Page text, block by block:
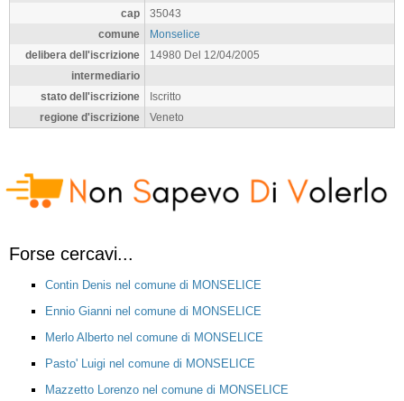
cap
35043
comune
Monselice
delibera dell'iscrizione
14980 Del 12/04/2005
intermediario
stato dell'iscrizione
Iscritto
regione d'iscrizione
Veneto
Forse cercavi...
Contin Denis nel comune di MONSELICE
Ennio Gianni nel comune di MONSELICE
Merlo Alberto nel comune di MONSELICE
Pasto' Luigi nel comune di MONSELICE
Mazzetto Lorenzo nel comune di MONSELICE